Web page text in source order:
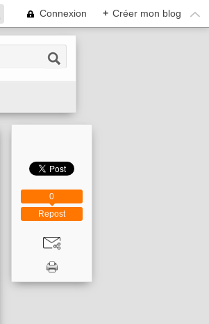
Connexion + Créer mon blog
Repost
0